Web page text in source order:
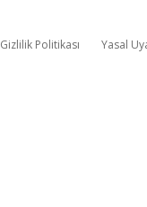
Gizlilik Politikası Yasal